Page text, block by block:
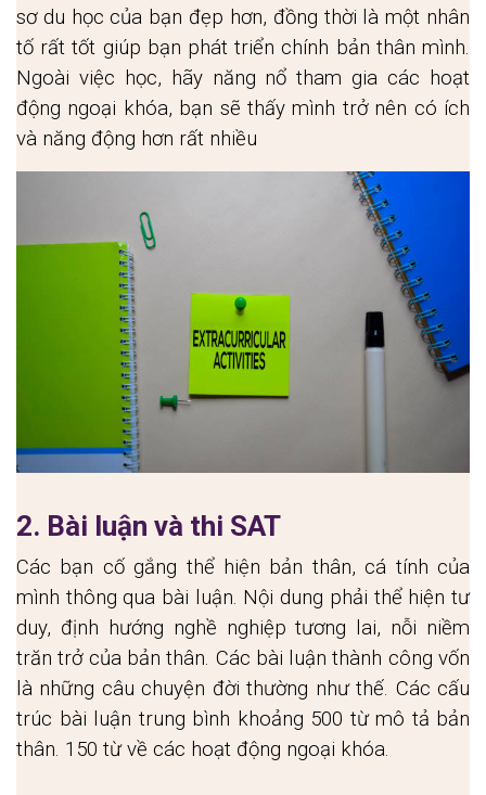
sơ du học của bạn đẹp hơn, đồng thời là một nhân
tố rất tốt giúp bạn phát triển chính bản thân mình.
Ngoài việc học, hãy năng nổ tham gia các hoạt
động ngoại khóa, bạn sẽ thấy mình trở nên có ích
và năng động hơn rất nhiều
2. Bài luận và thi SAT
Các bạn cố gắng thể hiện bản thân, cá tính của
mình thông qua bài luận. Nội dung phải thể hiện tư
duy, định hướng nghề nghiệp tương lai, nỗi niềm
trăn trở của bản thân. Các bài luận thành công vốn
là những câu chuyện đời thường như thế. Các cấu
trúc bài luận trung bình khoảng 500 từ mô tả bản
thân. 150 từ về các hoạt động ngoại khóa.